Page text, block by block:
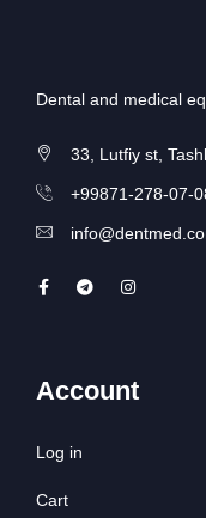
Dental and medical
33, Lutfiy st,
+99871-278-07-
Account
Log in
Cart